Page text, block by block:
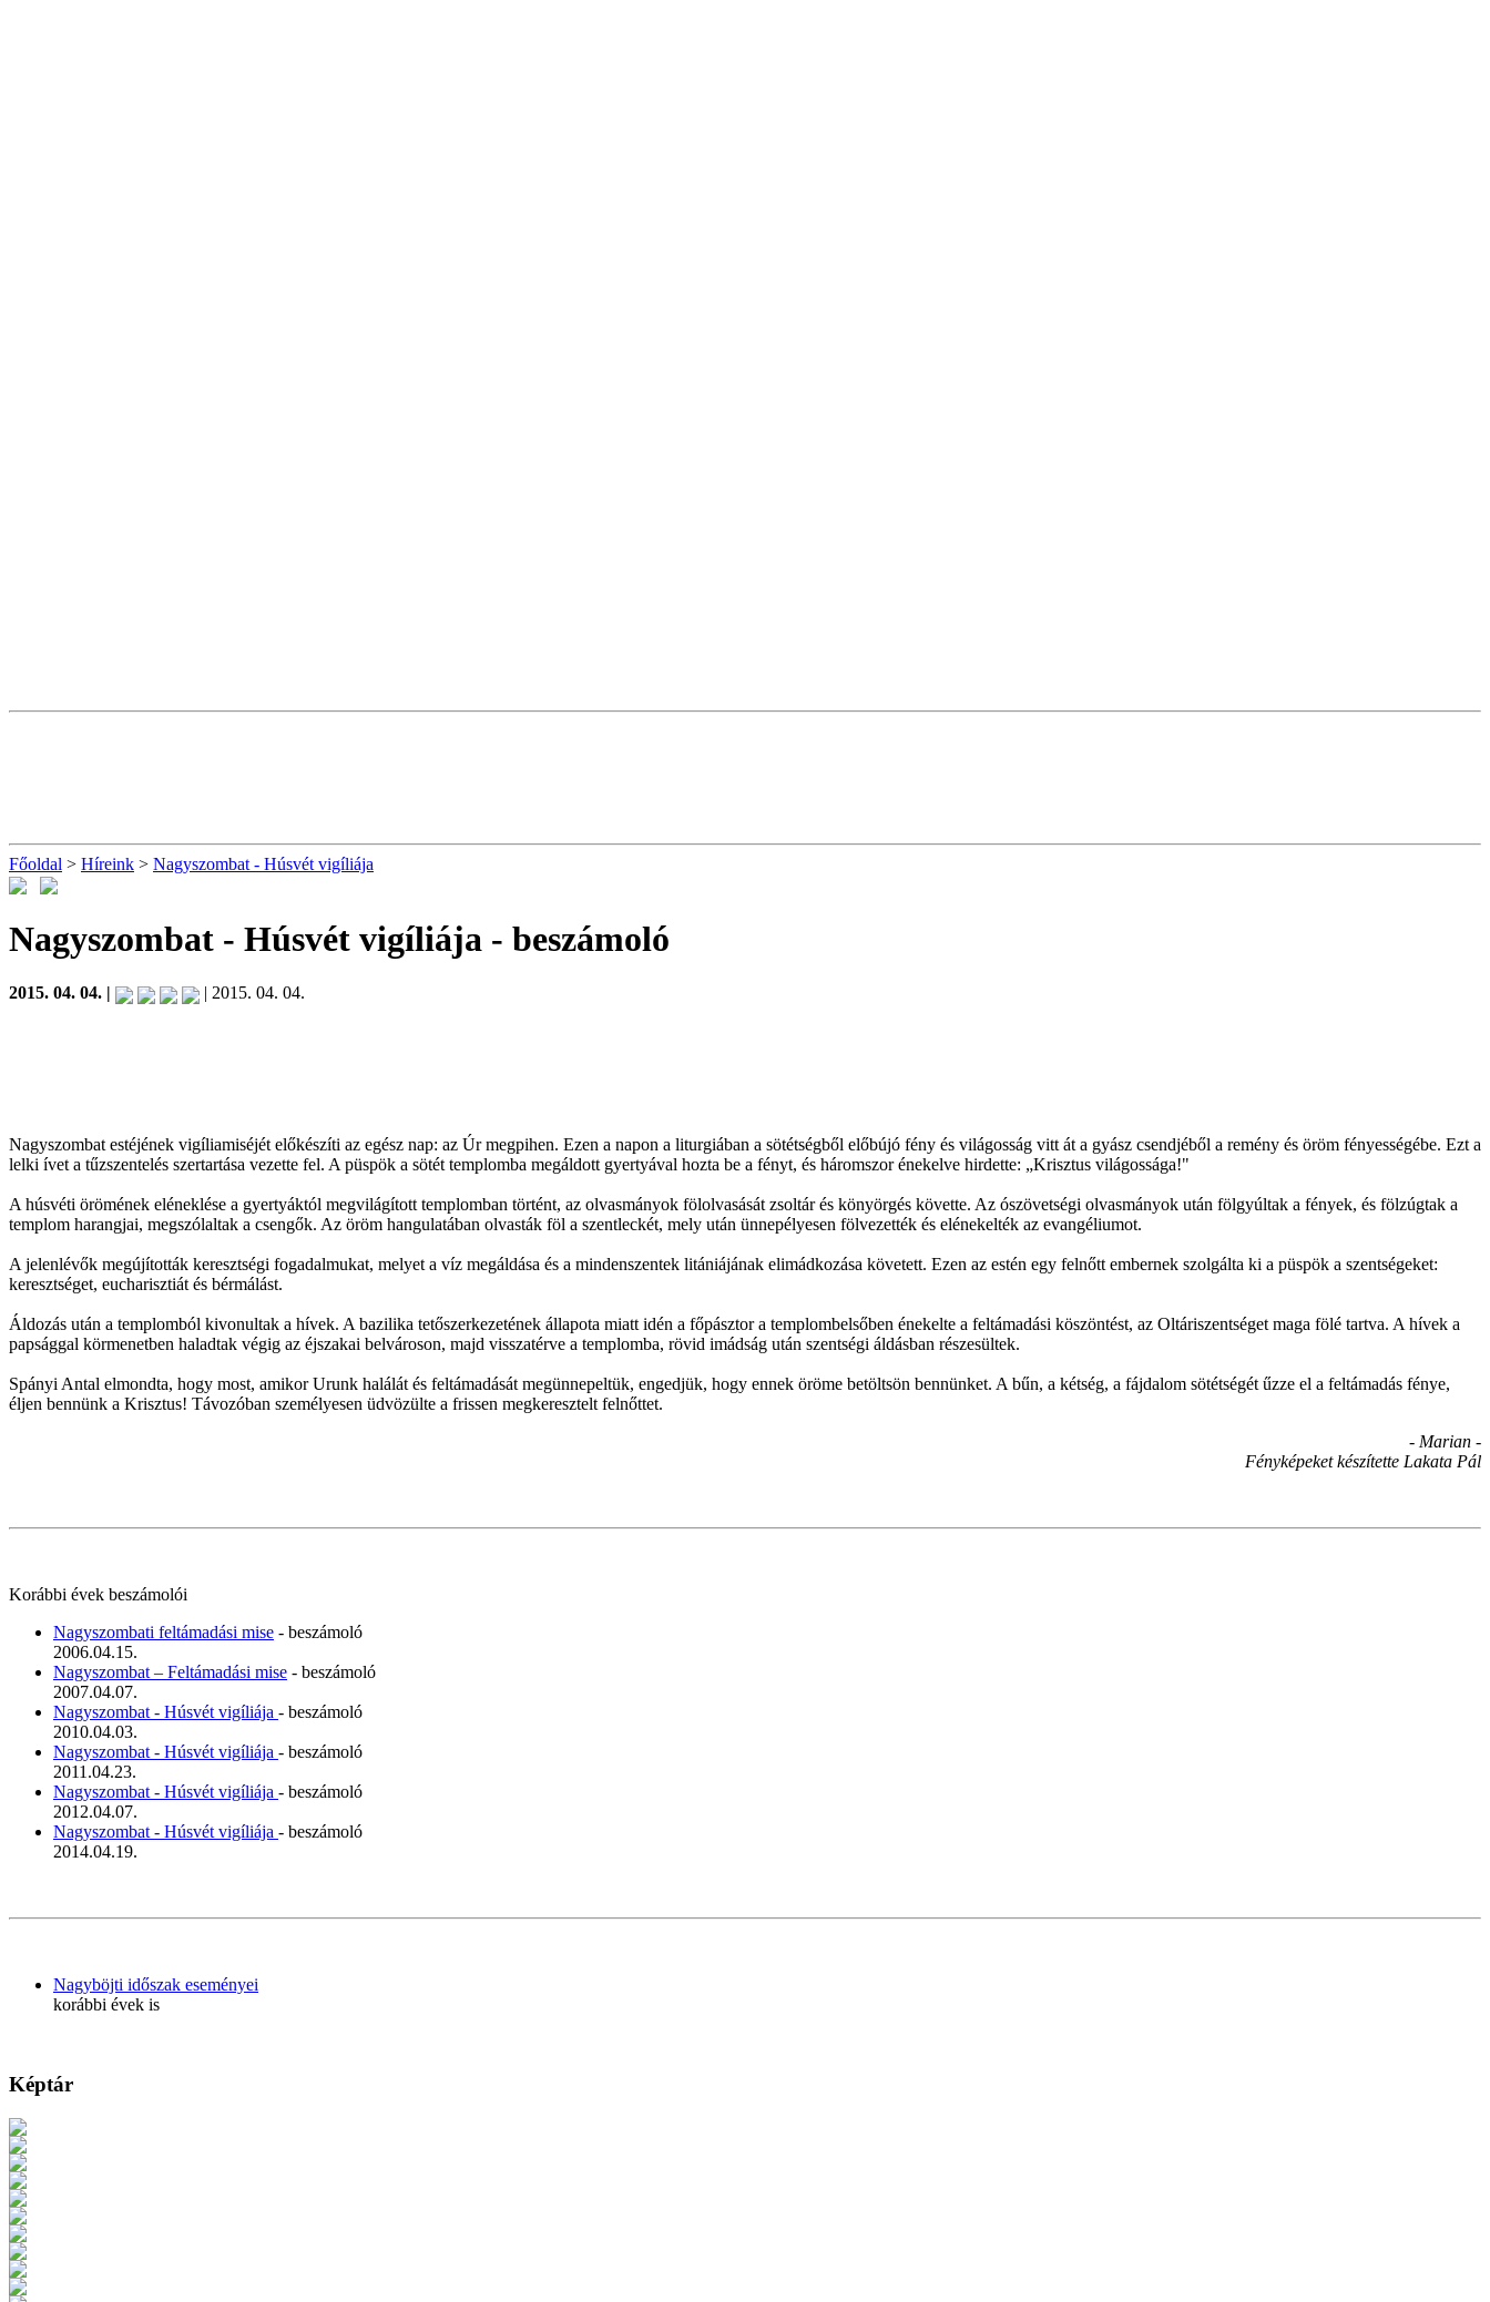
Főoldal > Híreink > Nagyszombat - Húsvét vigíliája
Nagyszombat - Húsvét vigíliája - beszámoló
2015. 04. 04. | | 2015. 04. 04.
Nagyszombat estéjének vigíliamiséjét előkészíti az egész nap: az Úr megpihen. Ezen a napon a liturgiában a sötétségből előbújó fény és világosság vitt át a gyász csendjéből a remény és öröm fényességébe. Ezt a
lelki ívet a tűzszentelés szertartása vezette fel. A püspök a sötét templomba megáldott gyertyával hozta be a fényt, és háromszor énekelve hirdette: „Krisztus világossága!"
A húsvéti örömének eléneklése a gyertyáktól megvilágított templomban történt, az olvasmányok fölolvasását zsoltár és könyörgés követte. Az ószövetségi olvasmányok után fölgyúltak a fények, és fölzúgtak a
templom harangjai, megszólaltak a csengők. Az öröm hangulatában olvasták föl a szentleckét, mely után ünnepélyesen fölvezették és elénekelték az evangéliumot.
A jelenlévők megújították keresztségi fogadalmukat, melyet a víz megáldása és a mindenszentek litániájának elimádkozása követett. Ezen az estén egy felnőtt embernek szolgálta ki a püspök a szentségeket:
keresztséget, eucharisztiát és bérmálást.
Áldozás után a templomból kivonultak a hívek. A bazilika tetőszerkezetének állapota miatt idén a főpásztor a templombelsőben énekelte a feltámadási köszöntést, az Oltáriszentséget maga fölé tartva. A hívek a
papsággal körmenetben haladtak végig az éjszakai belvároson, majd visszatérve a templomba, rövid imádság után szentségi áldásban részesültek.
Spányi Antal elmondta, hogy most, amikor Urunk halálát és feltámadását megünnepeltük, engedjük, hogy ennek öröme betöltsön bennünket. A bűn, a kétség, a fájdalom sötétségét űzze el a feltámadás fénye,
éljen bennünk a Krisztus! Távozóban személyesen üdvözülte a frissen megkeresztelt felnőttet.
- Marian -
Fényképeket készítette Lakata Pál
Korábbi évek beszámolói
Nagyszombati feltámadási mise - beszámoló
2006.04.15.
Nagyszombat – Feltámadási mise - beszámoló
2007.04.07.
Nagyszombat - Húsvét vigíliája - beszámoló
2010.04.03.
Nagyszombat - Húsvét vigíliája - beszámoló
2011.04.23.
Nagyszombat - Húsvét vigíliája - beszámoló
2012.04.07.
Nagyszombat - Húsvét vigíliája - beszámoló
2014.04.19.
Nagyböjti időszak eseményei
korábbi évek is
Képtár